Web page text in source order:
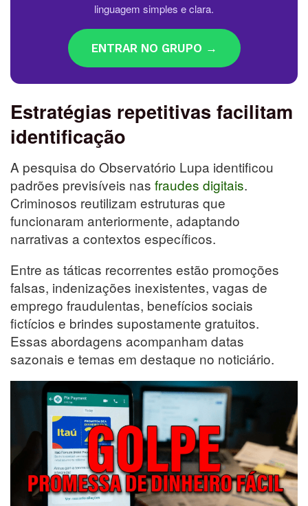
linguagem simples e clara.
ENTRAR NO GRUPO →
Estratégias repetitivas facilitam
identificação
A pesquisa do Observatório Lupa identificou
padrões previsíveis nas fraudes digitais.
Criminosos reutilizam estruturas que
funcionaram anteriormente, adaptando
narrativas a contextos específicos.
Entre as táticas recorrentes estão promoções
falsas, indenizações inexistentes, vagas de
emprego fraudulentas, benefícios sociais
fictícios e brindes supostamente gratuitos.
Essas abordagens acompanham datas
sazonais e temas em destaque no noticiário.